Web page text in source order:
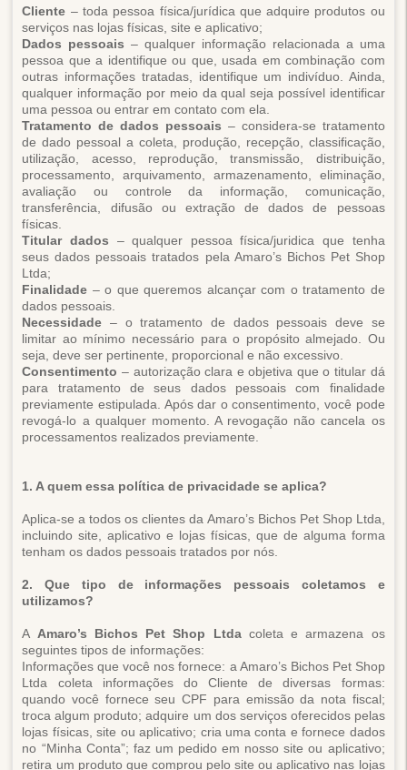
Cliente – toda pessoa física/jurídica que adquire produtos ou
serviços nas lojas físicas, site e aplicativo;
Dados pessoais – qualquer informação relacionada a uma
pessoa que a identifique ou que, usada em combinação com
outras informações tratadas, identifique um indivíduo. Ainda,
qualquer informação por meio da qual seja possível identificar
uma pessoa ou entrar em contato com ela.
Tratamento de dados pessoais – considera-se tratamento
de dado pessoal a coleta, produção, recepção, classificação,
utilização, acesso, reprodução, transmissão, distribuição,
processamento, arquivamento, armazenamento, eliminação,
avaliação ou controle da informação, comunicação,
transferência, difusão ou extração de dados de pessoas
físicas.
Titular dados – qualquer pessoa física/juridica que tenha
seus dados pessoais tratados pela Amaro’s Bichos Pet Shop
Ltda;
Finalidade – o que queremos alcançar com o tratamento de
dados pessoais.
Necessidade – o tratamento de dados pessoais deve se
limitar ao mínimo necessário para o propósito almejado. Ou
seja, deve ser pertinente, proporcional e não excessivo.
Consentimento – autorização clara e objetiva que o titular dá
para tratamento de seus dados pessoais com finalidade
previamente estipulada. Após dar o consentimento, você pode
revogá-lo a qualquer momento. A revogação não cancela os
processamentos realizados previamente.
1. A quem essa política de privacidade se aplica?
Aplica-se a todos os clientes da Amaro’s Bichos Pet Shop Ltda,
incluindo site, aplicativo e lojas físicas, que de alguma forma
tenham os dados pessoais tratados por nós.
2. Que tipo de informações pessoais coletamos e
utilizamos?
A Amaro’s Bichos Pet Shop Ltdacoleta e armazena os
seguintes tipos de informações:
Informações que você nos fornece: a Amaro’s Bichos Pet Shop
Ltda coleta informações do Cliente de diversas formas:
quando você fornece seu CPF para emissão da nota fiscal;
troca algum produto; adquire um dos serviços oferecidos pelas
lojas físicas, site ou aplicativo; cria uma conta e fornece dados
no “Minha Conta”; faz um pedido em nosso site ou aplicativo;
retira um produto que comprou pelo site ou aplicativo nas lojas